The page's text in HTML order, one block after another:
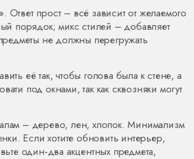
прост – всё зависит от желаемого
порядок; микс стилей – добавляет
не должны перегружать
её так, чтобы голова была к стене, а
под окнами, так как сквозняки могут
– дерево, лен, хлопок. Минимализм
Если хотите обновить интерьер,
один‑два акцентных предмета,